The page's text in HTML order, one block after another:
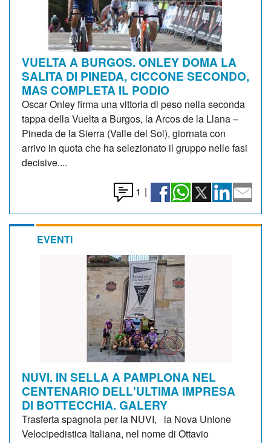
VUELTA A BURGOS. ONLEY DOMA LA
SALITA DI PINEDA, CICCONE SECONDO,
MAS COMPLETA IL PODIO
Oscar Onley firma una vittoria di peso nella seconda
tappa della Vuelta a Burgos, la Arcos de la Llana –
Pineda de la Sierra (Valle del Sol), giornata con
arrivo in quota che ha selezionato il gruppo nelle fasi
decisive....
1 |
EVENTI
NUVI. IN SELLA A PAMPLONA NEL
CENTENARIO DELL'ULTIMA IMPRESA
DI BOTTECCHIA. GALERY
Trasferta spagnola per la NUVI, la Nova Unione
Velocipedistica Italiana, nel nome di Ottavio